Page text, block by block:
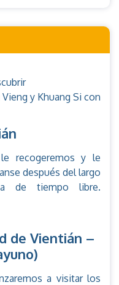
y Khuang Si con
recogeremos y le
después del largo
de tiempo libre.
de Vientián –
a visitar los